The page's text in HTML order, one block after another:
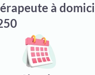
à